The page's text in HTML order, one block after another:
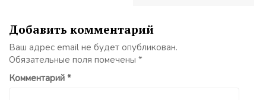
Добавить комментарий
Ваш адрес email не будет опубликован.
Обязательные поля помечены *
Комментарий *